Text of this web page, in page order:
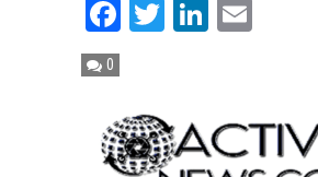
Facebook
TwitterLinkedIn
0